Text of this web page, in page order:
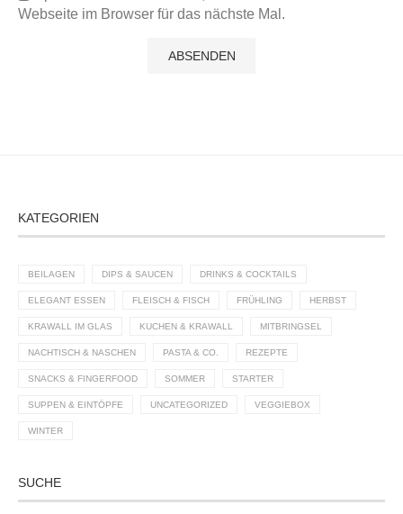
Webseite im Browser für das nächste Mal.
KATEGORIEN
BEILAGEN DIPS & SAUCEN DRINKS & COCKTAILS
ELEGANT ESSEN FLEISCH & FISCH FRÜHLING HERBST
KRAWALL IM GLAS KUCHEN & KRAWALL MITBRINGSEL
NACHTISCH & NASCHEN PASTA & CO. REZEPTE
SNACKS & FINGERFOOD SOMMER STARTER
SUPPEN & EINTÖPFE UNCATEGORIZED VEGGIEBOX
WINTER
SUCHE